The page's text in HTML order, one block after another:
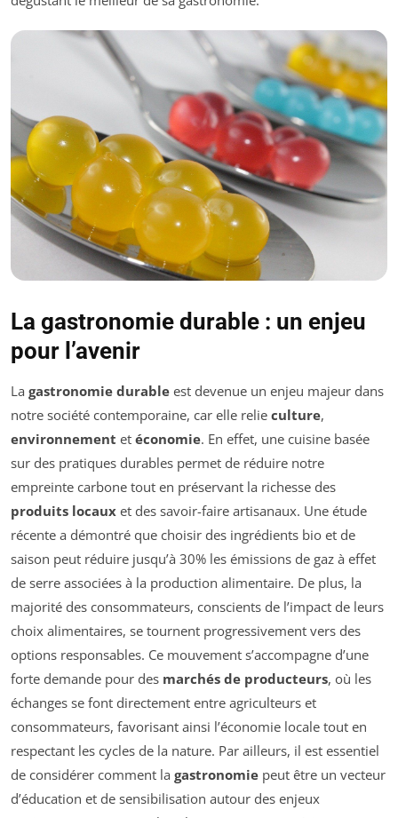
La gastronomie durable : un enjeu
pour l’avenir
La gastronomie durable est devenue un enjeu majeur dans
notre société contemporaine, car elle relie culture,
environnement et économie. En effet, une cuisine basée
sur des pratiques durables permet de réduire notre
empreinte carbone tout en préservant la richesse des
produits locaux et des savoir-faire artisanaux. Une étude
récente a démontré que choisir des ingrédients bio et de
saison peut réduire jusqu’à 30% les émissions de gaz à effet
de serre associées à la production alimentaire. De plus, la
majorité des consommateurs, conscients de l’impact de leurs
choix alimentaires, se tournent progressivement vers des
options responsables. Ce mouvement s’accompagne d’une
forte demande pour des marchés de producteurs, où les
échanges se font directement entre agriculteurs et
consommateurs, favorisant ainsi l’économie locale tout en
respectant les cycles de la nature. Par ailleurs, il est essentiel
de considérer comment la gastronomie peut être un vecteur
d’éducation et de sensibilisation autour des enjeux